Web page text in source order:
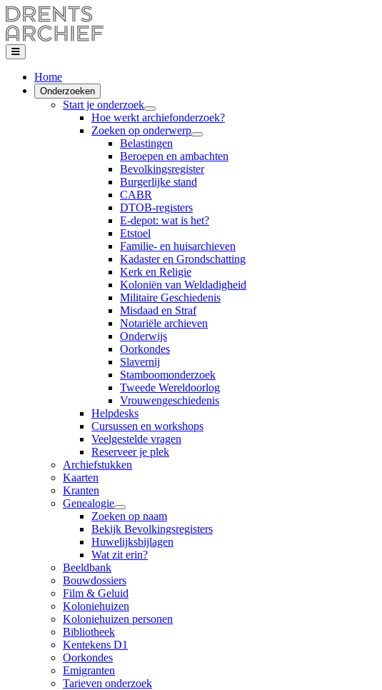
Home
Onderzoeken
Start je onderzoek
Hoe werkt archiefonderzoek?
Zoeken op onderwerp
Belastingen
Beroepen en ambachten
Bevolkingsregister
Burgerlijke stand
CABR
DTOB-registers
E-depot: wat is het?
Etstoel
Familie- en huisarchieven
Kadaster en Grondschatting
Kerk en Religie
Koloniën van Weldadigheid
Militaire Geschiedenis
Misdaad en Straf
Notariële archieven
Onderwijs
Oorkondes
Slavernij
Stamboomonderzoek
Tweede Wereldoorlog
Vrouwengeschiedenis
Helpdesks
Cursussen en workshops
Veelgestelde vragen
Reserveer je plek
Archiefstukken
Kaarten
Kranten
Genealogie
Zoeken op naam
Bekijk Bevolkingsregisters
Huwelijksbijlagen
Wat zit erin?
Beeldbank
Bouwdossiers
Film & Geluid
Koloniehuizen
Koloniehuizen personen
Bibliotheek
Kentekens D1
Oorkondes
Emigranten
Tarieven onderzoek